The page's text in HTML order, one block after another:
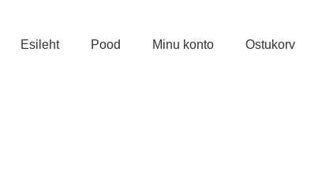
Esileht Pood Minu konto Ostukorv